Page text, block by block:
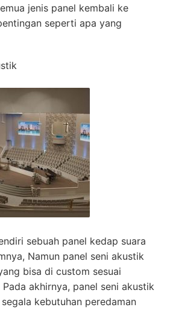
jenis panel kembali ke
seperti apa yang
sebuah panel kedap suara
Namun panel seni akustik
bisa di custom sesuai
akhirnya, panel seni akustik
kebutuhan peredaman